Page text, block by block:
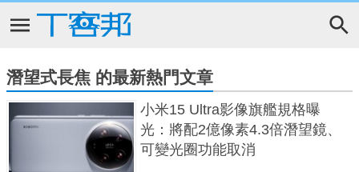
潛望式長焦 的最新熱門文章
小米15 Ultra影像旗艦規格曝
光：將配2億像素4.3倍潛望鏡、
可變光圈功能取消